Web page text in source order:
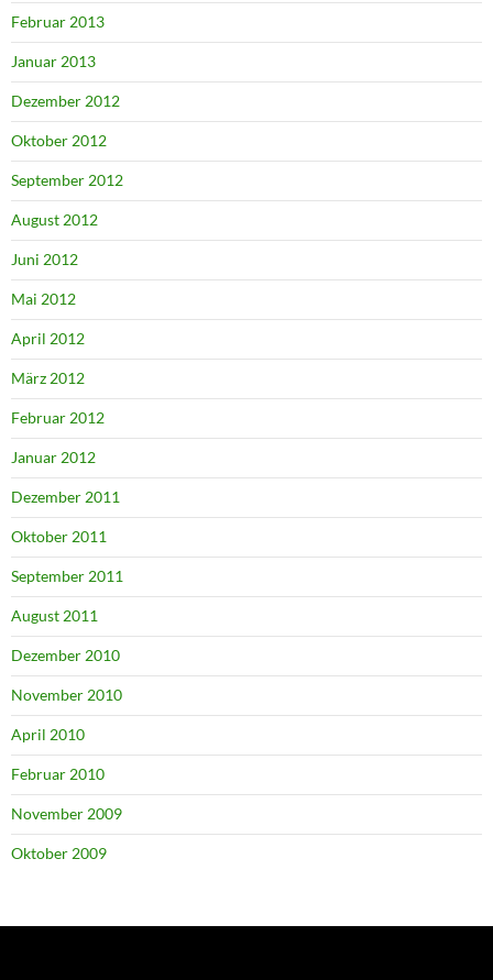
Februar 2013
Januar 2013
Dezember 2012
Oktober 2012
September 2012
August 2012
Juni 2012
Mai 2012
April 2012
März 2012
Februar 2012
Januar 2012
Dezember 2011
Oktober 2011
September 2011
August 2011
Dezember 2010
November 2010
April 2010
Februar 2010
November 2009
Oktober 2009